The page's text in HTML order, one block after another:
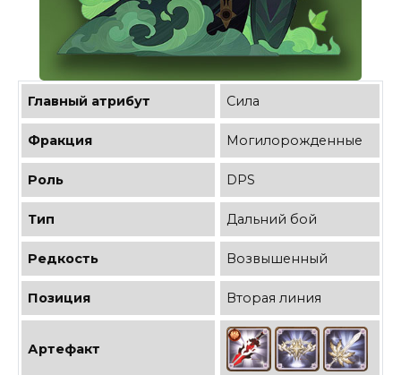
Главный атрибут Сила
Фракция Могилорожденные
Роль DPS
Тип Дальний бой
Редкость Возвышенный
Позиция Вторая линия
Артефакт